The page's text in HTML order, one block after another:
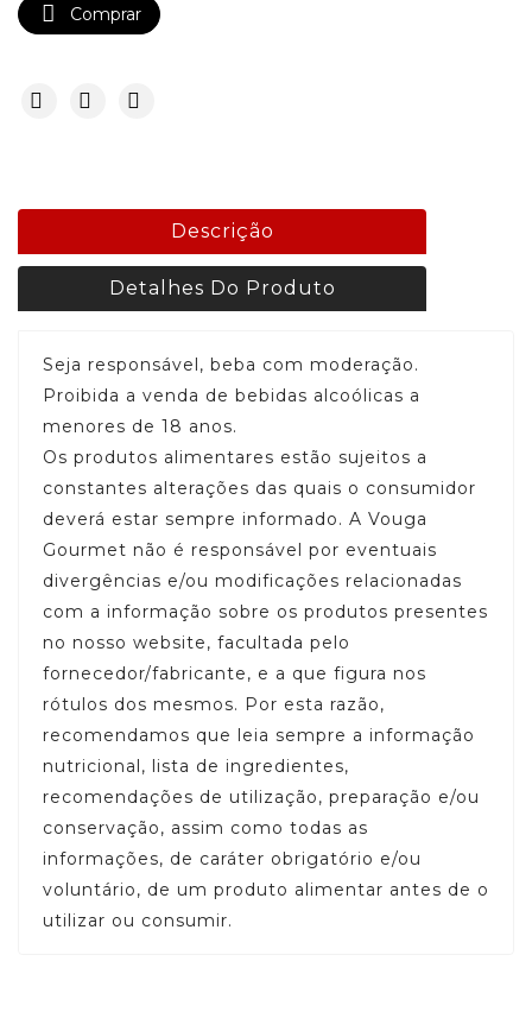
 Comprar
Descrição
Detalhes Do Produto
Seja responsável, beba com moderação.
Proibida a venda de bebidas alcoólicas a
menores de 18 anos.
Os produtos alimentares estão sujeitos a
constantes alterações das quais o consumidor
deverá estar sempre informado. A Vouga
Gourmet não é responsável por eventuais
divergências e/ou modificações relacionadas
com a informação sobre os produtos presentes
no nosso website, facultada pelo
fornecedor/fabricante, e a que figura nos
rótulos dos mesmos. Por esta razão,
recomendamos que leia sempre a informação
nutricional, lista de ingredientes,
recomendações de utilização, preparação e/ou
conservação, assim como todas as
informações, de caráter obrigatório e/ou
voluntário, de um produto alimentar antes de o
utilizar ou consumir.